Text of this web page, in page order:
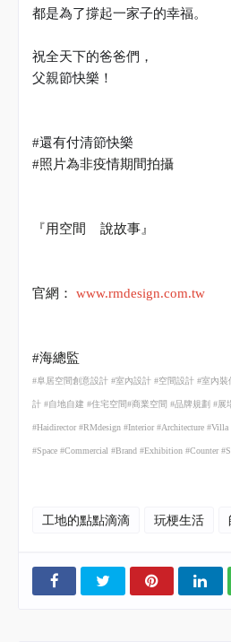
都是為了撐起一家子的幸福。
祝全天下的爸爸們，
父親節快樂！
#還有付清節快樂
#照片為非疫情期間拍攝
『用空間 說故事』
官網： www.rmdesign.com.tw
#海總監
#阜居空間創意設計 #室內設計 #空間設計 #室內裝
計 #自地自建 #住宅空間#商業空間 #品牌規劃 #展
#Haidirector #RMdesign #Interior #Architecture
#Space #Commercial #Brand #Exhibition #Counter
工地的點點滴滴 玩梗生活